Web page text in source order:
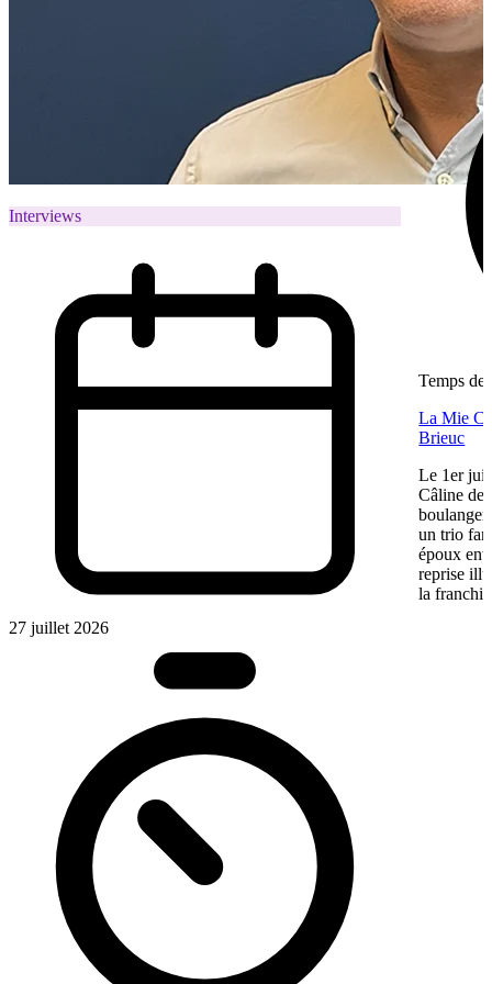
Interviews
27 juillet 2026
Temps de
La Mie
Brieuc
Le 1er
Câline de
un trio
époux
reprise
la